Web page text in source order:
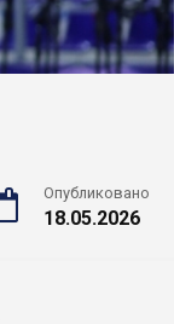
Опубликовано
18.05.2026